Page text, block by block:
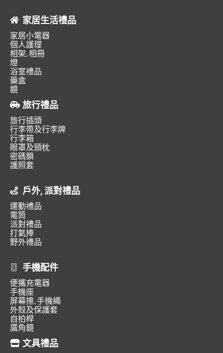
家居生活禮品
家居小電器
個人護理
相架, 相冊
燈
浴室禮品
藥盒
鏡
旅行禮品
旅行插頭
行李帶及行李牌
行李箱
眼罩及頸枕
密碼鎖
護照套
戶外, 派對禮品
運動禮品
電筒
派對禮品
打氣捧
野外禮品
手機配件
便攜充電器
手機座
屏幕擦, 手機繩
外殼及保護套
自拍桿
廣角鏡
文具禮品